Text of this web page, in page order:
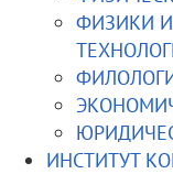
ФИЗИКИ
ИНСТИТУТ